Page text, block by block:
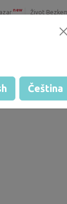
new Život
Čeština